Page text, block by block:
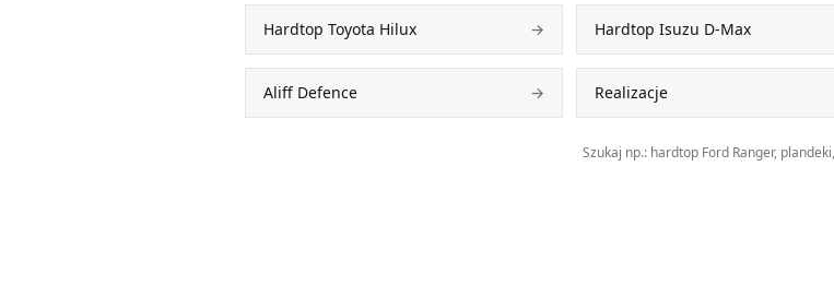
Hardtop Toyota Hilux → Hardtop Isuzu D-Max
Aliff Defence → Realizacje
Szukaj np.: hardtop Ford Ranger,